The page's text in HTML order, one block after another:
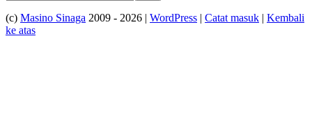
(c) Masino Sinaga 2009 - 2026 | WordPress | Catat masuk | Kembali
ke atas